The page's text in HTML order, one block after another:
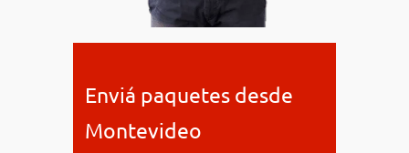
Enviá paquetes desde
Montevideo